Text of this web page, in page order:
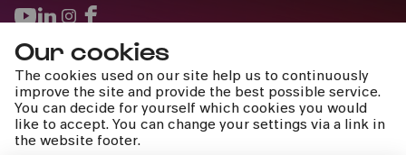
Our cookies
The cookies used on our site help us to continuously
improve the site and provide the best possible service.
You can decide for yourself which cookies you would
like to accept. You can change your settings via a link in
the website footer.
»Menschenskinder«
Fri
20.05.2022
10:30
Press
Jobs
News
Contact
Submit a withdrawal request